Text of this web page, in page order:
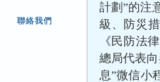
聯絡我們
計劃”的注
級、防災
《民防法
總局代表
息”微信小